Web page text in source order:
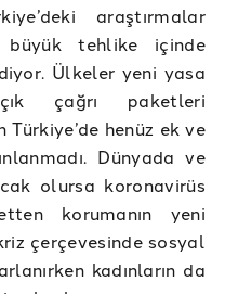
araştırmalar
büyük tehlike içinde
Ülkeler yeni yasa
çağrı paketleri
henüz ek ve
Dünyada ve
olursa koronavirüs
korumanın yeni
çerçevesinde sosyal
kadınların da